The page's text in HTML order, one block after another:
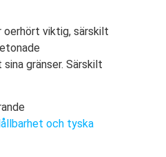
viktig, särskilt
gränser. Särskilt
och tyska